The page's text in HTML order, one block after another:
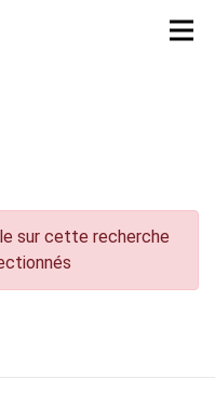
sur cette recherche